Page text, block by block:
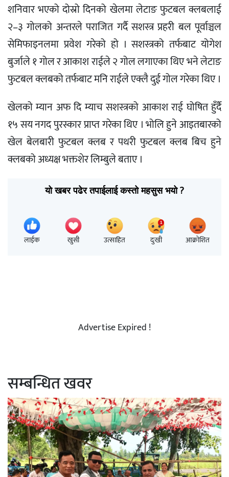
शनिवार भएको दोस्रो दिनको खेलमा लेटाङ फुटबल क्लबलाई
२–३ गोलको अन्तरले पराजित गर्दै सशस्त्र प्रहरी बल पूर्वाञ्चल
सेमिफाइनलमा प्रवेश गरेको हो । सशस्त्रको तर्फबाट योगेश
बुर्जाले १ गोल र आकाश राईले २ गोल लगाएका थिए भने लेटाङ
फुटबल क्लबको तर्फबाट मनि राईले एक्लै दुई गोल गरेका थिए ।
खेलको म्यान अफ दि म्याच सशस्त्रको आकाश राई घोषित हुँर्दै
१५ सय नगद पुरस्कार प्राप्त गरेका थिए । भोलि हुने आइतबारको
खेल बेलबारी फुटबल क्लब र पथरी फुटबल क्लब बिच हुने
क्लबको अध्यक्ष भक्तशेर लिम्बुले बताए ।
यो खबर पढेर तपाईलाई कस्तो महसुस भयो ?
लाईक खुसी उत्साहित दुःखी आक्रोशित
Advertise Expired !
सम्बन्धित खवर